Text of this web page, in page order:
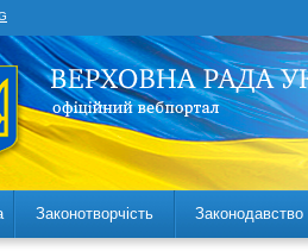
Законотворчість Законодавство